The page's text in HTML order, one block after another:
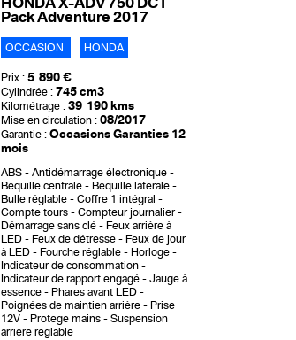
Pack Adventure 2017
OCCASION HONDA
Prix : 5 890 €
Cylindrée : 745 cm3
Kilométrage : 39 190 kms
Mise en circulation : 08/2017
Garantie : Occasions Garanties 12
mois
ABS
Antidémarrage électronique
Bequille centrale
Bequille latérale
Bulle réglable
Coffre 1 intégral
Compte tours
Compteur journalier
Démarrage sans clé
Feux arrière à
LED
Feux de détresse
Feux de jour
à LED
Fourche réglable
Horloge
Indicateur de consommation
Indicateur de rapport engagé
Jauge à
essence
Phares avant LED
Poignées de maintien arrière
Prise
12V
Protege mains
Suspension
arrière réglable